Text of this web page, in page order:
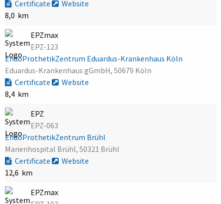
Certificate
Website
8,0 km
EPZmax
EPZ-123
EndoProthetikZentrum Eduardus-Krankenhaus Köln
Eduardus-Krankenhaus gGmbH, 50679 Köln
Certificate
Website
8,4 km
EPZ
EPZ-063
EndoProthetikZentrum Brühl
Marienhospital Brühl, 50321 Brühl
Certificate
Website
12,6 km
EPZmax